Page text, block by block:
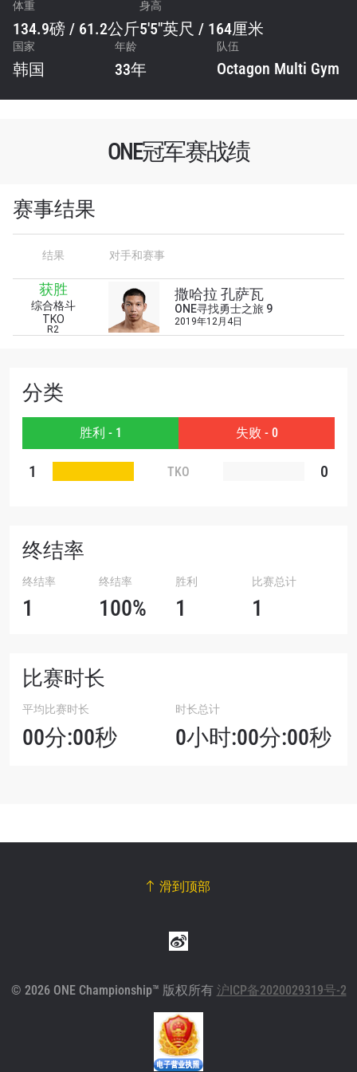
体重
134.9磅 / 61.2公斤
身高
5'5"英尺 / 164厘米
国家
韩国
年龄
33年
队伍
Octagon Multi Gym
ONE冠军赛战绩
赛事结果
结果 对手和赛事
获胜
综合格斗
TKO
R2
撒哈拉 孔萨瓦
ONE寻找勇士之旅 9
2019年12月4日
分类
胜利 - 1 失败 - 0
1 TKO 0
终结率
终结率
1
终结率
100%
胜利
1
比赛总计
1
比赛时长
平均比赛时长
00分:00秒
时长总计
0小时:00分:00秒
滑到顶部
© 2026 ONE Championship™ 版权所有 沪ICP备2020029319号-2
查看集锦
浏览了解更多
在任何地域观看ONE冠军赛，现在注册获得权限了
解最新资讯、解锁特别福利以及优先机遇获得直播
场次的最佳座位！
邮箱
名字
订阅